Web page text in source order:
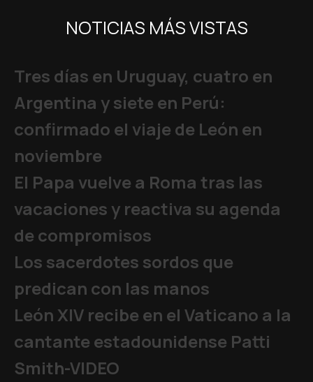
NOTICIAS MÁS VISTAS
Tres días en Uruguay, cuatro en
Argentina y siete en Perú:
confirmado el viaje de León en
noviembre
El Papa vuelve a Roma tras las
vacaciones y reactiva su agenda
de compromisos
Los sacerdotes sordos que
predican con las manos
León XIV recibe en el Vaticano a la
cantante estadounidense Patti
Smith-VIDEO